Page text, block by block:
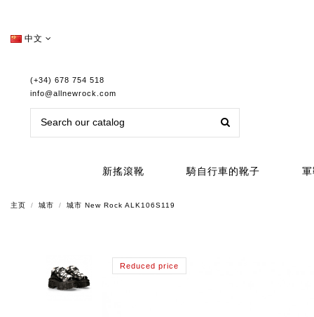
中文
(+34) 678 754 518
info@allnewrock.com
新搖滾靴 騎自行車的靴子
主页 城市 城市 New Rock ALK106S119
Reduced price